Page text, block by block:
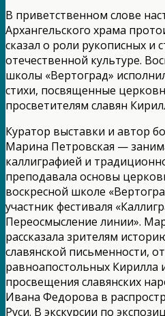
В приветственном слове
Архангельского храма
сказал о роли рукописных и
отечественной культуре.
школы «Вертоград»
стихи, посвященные
просветителям славян
Куратор выставки и автор
Марина Петровская —
каллиграфией и
преподавала основы
воскресной школе
участник фестиваля
Переосмысление линии».
рассказала зрителям
славянской письменности,
равноапостольных Кирилла
просвещения славянских
Ивана Федорова в
Руси. В экскурсии по